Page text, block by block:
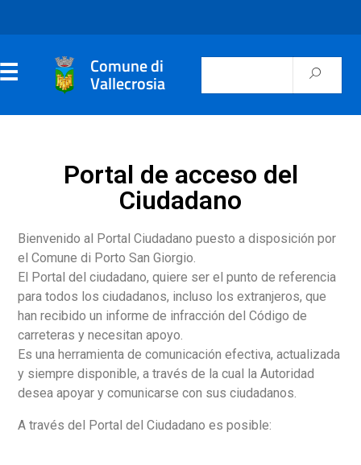
Comune di
Vallecrosia
Español
Portal de acceso del
Ciudadano
Bienvenido al Portal Ciudadano puesto a disposición por
el Comune di Porto San Giorgio.
El Portal del ciudadano, quiere ser el punto de referencia
para todos los ciudadanos, incluso los extranjeros, que
han recibido un informe de infracción del Código de
carreteras y necesitan apoyo.
Es una herramienta de comunicación efectiva, actualizada
y siempre disponible, a través de la cual la Autoridad
desea apoyar y comunicarse con sus ciudadanos.
A través del Portal del Ciudadano es posible: